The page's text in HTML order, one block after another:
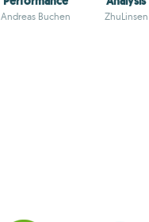
Andreas Buchen ZhuLinsen